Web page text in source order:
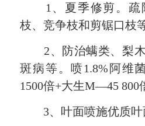
1、夏季修剪。疏
枝、竞争枝和剪锯口枝等
2、防治螨类、梨木
斑病等。喷1.8%阿维
1500倍+大生M—45 800
3、叶面喷施优质叶